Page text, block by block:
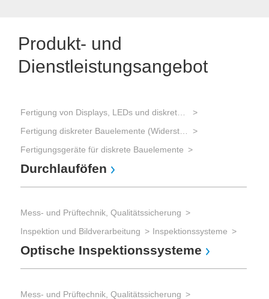
Produkt- und
Dienstleistungsangebot
Fertigungsgeräte für diskrete Bauelemente
Durchlauföfen
Mess- und Prüftechnik, Qualitätssicherung
Inspektion und Bildverarbeitung
Inspektionssysteme
Optische Inspektionssysteme
Mess- und Prüftechnik, Qualitätssicherung